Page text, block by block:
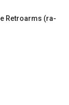
Retroarms (ra-